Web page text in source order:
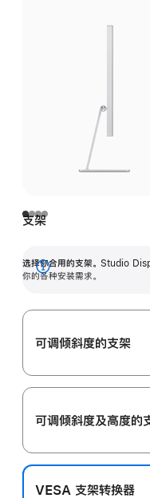
支架
选择你合用的支架。 Studio
你的各种安装需求。
展
可调倾斜度的支架
可调倾斜度及高‍度的
VESA 支架转换器